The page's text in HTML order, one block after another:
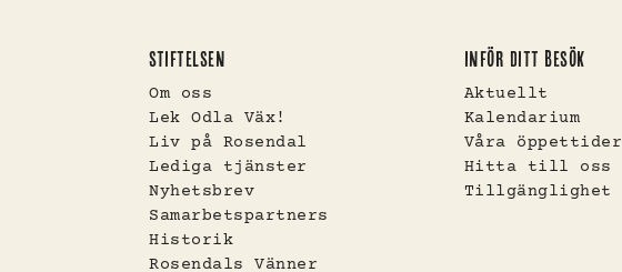
STIFTELSEN
Om oss
Lek Odla Väx!
Liv på Rosendal
Lediga tjänster
Nyhetsbrev
Samarbetspartners
Historik
Rosendals Vänner
INFÖR DITT BESÖK
Aktuellt
Kalendarium
Våra öppettider
Hitta till oss
Tillgänglighet